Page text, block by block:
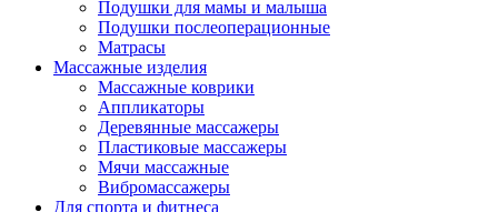
Подушки для мамы и малыша
Подушки послеоперационные
Матрасы
Массажные изделия
Массажные коврики
Аппликаторы
Деревянные массажеры
Пластиковые массажеры
Мячи массажные
Вибромассажеры
Для спорта и фитнеса